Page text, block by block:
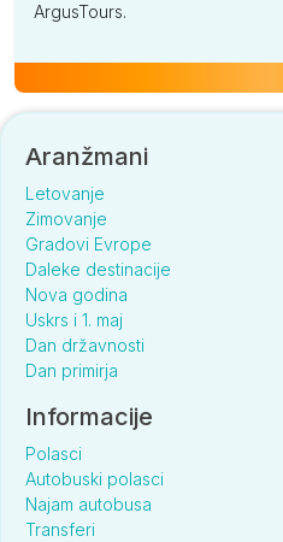
ArgusTours.
Aranžmani
Letovanje
Zimovanje
Gradovi Evrope
Daleke destinacije
Nova godina
Uskrs i 1. maj
Dan državnosti
Dan primirja
Informacije
Polasci
Autobuski polasci
Najam autobusa
Transferi